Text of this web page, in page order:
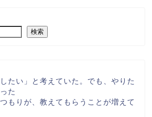
検索
したい」と考えていた。でも、やりた
た
もりが、教えてもらうことが増えて